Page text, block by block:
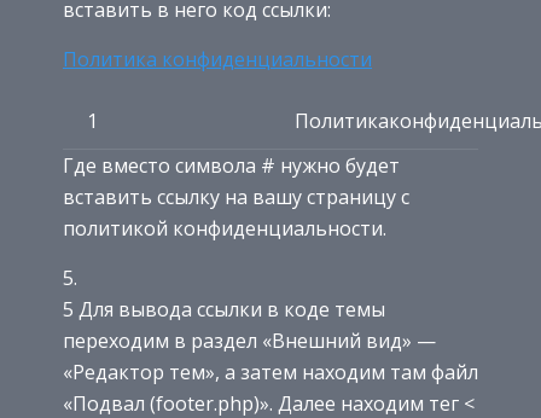
вставить в него код ссылки:
Политика конфиденциальности
1
Где вместо символа # нужно будет
вставить ссылку на вашу страницу с
политикой конфиденциальности.
5 Для вывода ссылки в коде темы
переходим в раздел «Внешний вид» —
«Редактор тем», а затем находим там файл
«Подвал (footer.php)». Далее находим тег <